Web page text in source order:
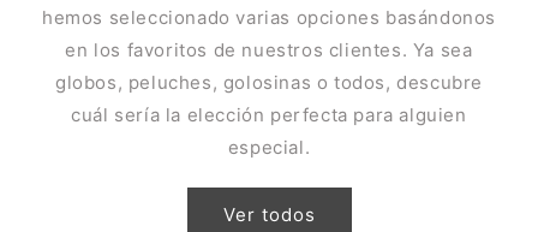
hemos seleccionado varias opciones basándonos
en los favoritos de nuestros clientes. Ya sea
globos, peluches, golosinas o todos, descubre
cuál sería la elección perfecta para alguien
especial.
Ver todos